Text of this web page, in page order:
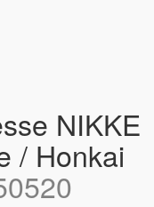
NIKKE
/ Honkai